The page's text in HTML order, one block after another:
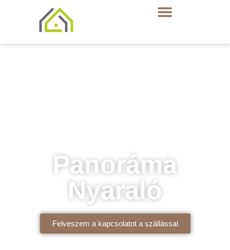
Panoráma
Nyaraló
Felveszem a kapcsolatot a szállással